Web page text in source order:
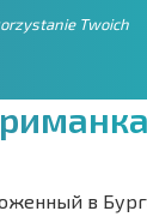
Twoich
риманка
в